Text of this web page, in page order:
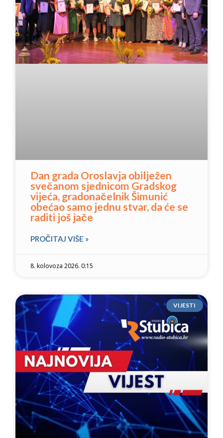
Dan grada Oroslavja obilježen
svečanom sjednicom Gradskog
vijeća, gradonačelnik Šimunić
obećao samo jednu stvar, da će se
raditi još jače
PROČITAJ VIŠE »
8. kolovoza 2026. 0:15
VIJESTI